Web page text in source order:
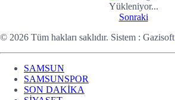
Yükleniyor...
Sonraki
© 2026 Tüm hakları saklıdır. Sistem : Gazisoft
SAMSUN
SAMSUNSPOR
SON DAKİKA